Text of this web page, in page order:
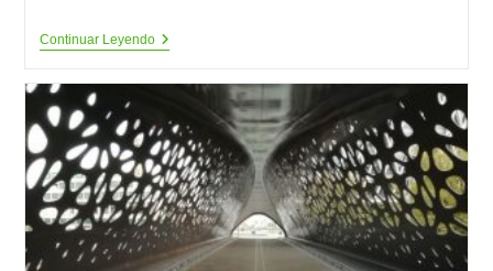
Continuar LeyendoEl
Depende
Sólo
De
Generar
Electricidad